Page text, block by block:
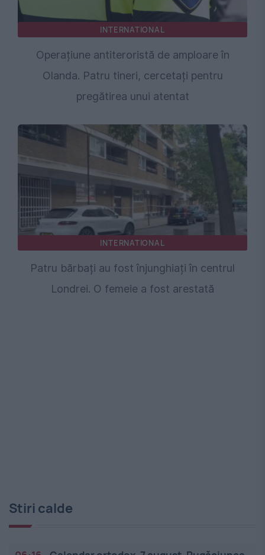
INTERNATIONAL
Operațiune antiteroristă de amploare în
Olanda. Patru tineri, cercetați pentru
pregătirea unui atentat
INTERNATIONAL
Patru bărbați au fost înjunghiați în centrul
Londrei. O femeie a fost arestată
Stiri calde